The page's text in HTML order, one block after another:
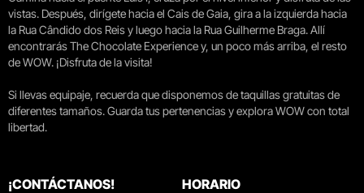
vistas. Después, dirígete hacia el Cais de Gaia, gira a la izquierda hacia
la Rua Cândido dos Reis y luego hacia la Rua Guilherme Braga. Allí
encontrarás The Chocolate Experience y, un poco más arriba, el resto
de WOW. ¡Disfruta de la visita!
Si llevas equipaje, recuerda que disponemos de taquillas gratuitas de
diferentes tamaños. Guarda tus pertenencias y explora WOW con total
libertad.
¡CONTÁCTANOS! HORARIO